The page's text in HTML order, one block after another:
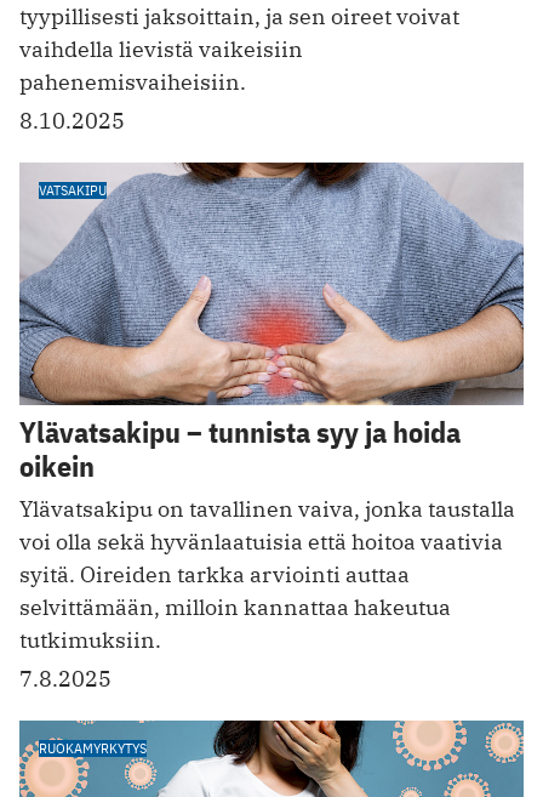
tyypillisesti jaksoittain, ja sen oireet voivat
vaihdella lievistä vaikeisiin
pahenemisvaiheisiin.
8.10.2025
VATSAKIPU
Ylävatsakipu – tunnista syy ja hoida
oikein
Ylävatsakipu on tavallinen vaiva, jonka taustalla
voi olla sekä hyvänlaatuisia että hoitoa vaativia
syitä. Oireiden tarkka arviointi auttaa
selvittämään, milloin kannattaa hakeutua
tutkimuksiin.
7.8.2025
RUOKAMYRKYTYS